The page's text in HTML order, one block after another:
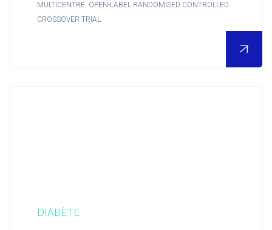
MULTICENTRE, OPEN-LABEL RANDOMISED CONTROLLED
CROSSOVER TRIAL
DIABÈTE